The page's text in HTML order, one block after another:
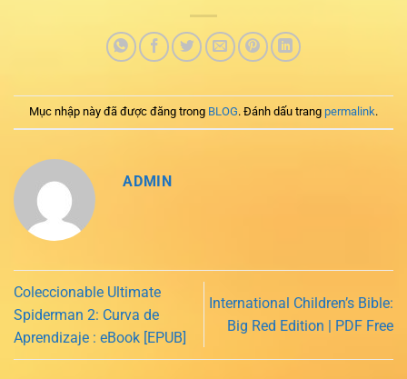
Mục nhập này đã được đăng trong BLOG. Đánh dấu trang permalink.
ADMIN
Coleccionable Ultimate
Spiderman 2: Curva de
Aprendizaje : eBook [EPUB]
International Children’s Bible:
Big Red Edition | PDF Free